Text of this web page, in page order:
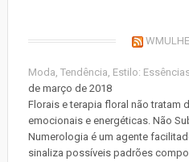
Moda, Tendência, Estilo:
de março de 2018
Florais e terapia floral não tratam
emocionais e energéticas. Não
Numerologia é um agente
sinaliza possíveis padrões